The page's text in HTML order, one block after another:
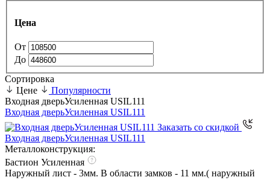
Цена
От
До
Сортировка
Цене
Популярности
Входная дверьУсиленная USIL111
Входная дверьУсиленная USIL111
Заказать со скидкой
Входная дверьУсиленная USIL111
Металлоконструкция:
Бастион Усиленная
Наружный лист - 3мм. В области замков - 11 мм.( наружный